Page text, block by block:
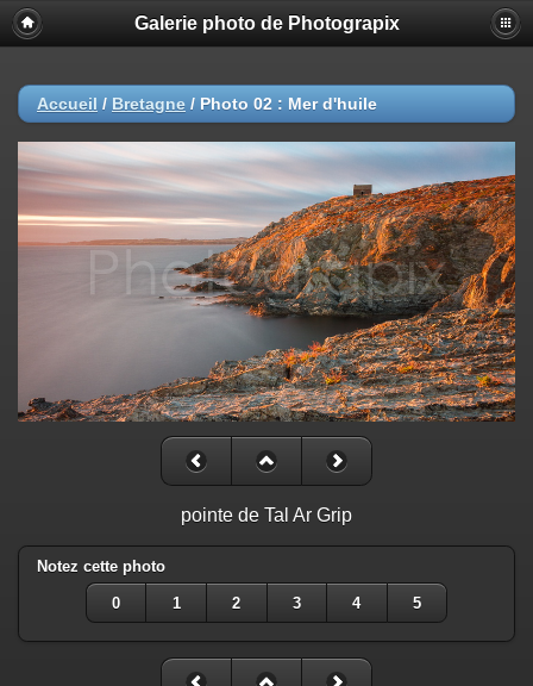
Galerie photo de Photograpix
Accueil / Bretagne / Photo 02 : Mer d'huile
pointe de Tal Ar Grip
Notez cette photo
0 1 2 3 4 5